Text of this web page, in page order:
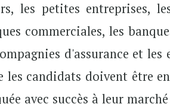
les petites entreprises,
commerciales, les
d'assurance et
candidats doivent être
avec succès à leur